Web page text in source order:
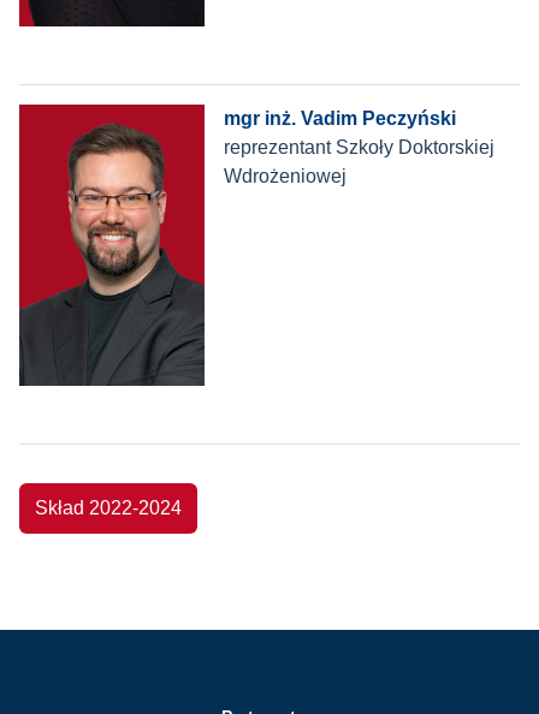
mgr inż. Vadim Peczyński
reprezentant Szkoły Doktorskiej
Wdrożeniowej
Skład 2022-2024